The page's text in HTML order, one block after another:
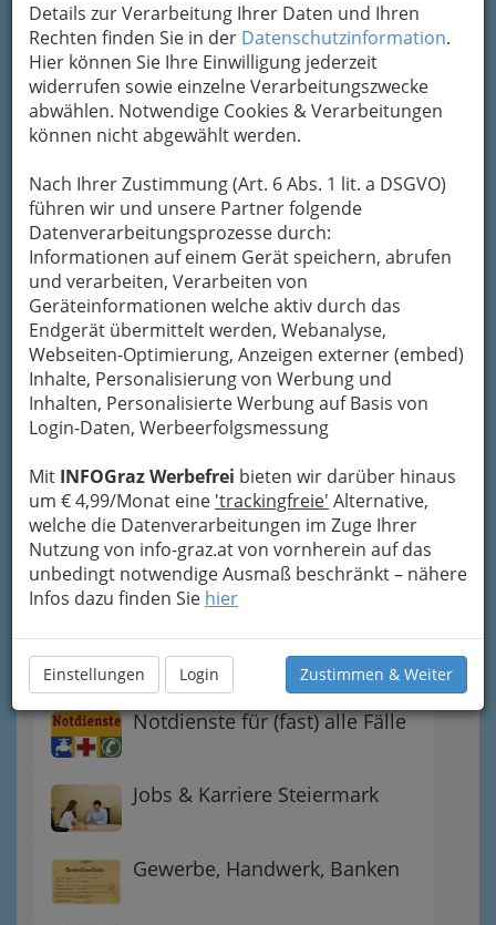
Details zur Verarbeitung Ihrer Daten und Ihren
Rechten finden Sie in der Datenschutzinformation.
Hier können Sie Ihre Einwilligung jederzeit
widerrufen sowie einzelne Verarbeitungszwecke
abwählen. Notwendige Cookies & Verarbeitungen
können nicht abgewählt werden.
Nach Ihrer Zustimmung (Art. 6 Abs. 1 lit. a DSGVO)
führen wir und unsere Partner folgende
Datenverarbeitungsprozesse durch:
Informationen auf einem Gerät speichern, abrufen
und verarbeiten, Verarbeiten von
Geräteinformationen welche aktiv durch das
Endgerät übermittelt werden, Webanalyse,
Webseiten-Optimierung, Anzeigen externer (embed)
Inhalte, Personalisierung von Werbung und
Inhalten, Personalisierte Werbung auf Basis von
Login-Daten, Werbeerfolgsmessung
Mit INFOGraz Werbefrei bieten wir darüber hinaus
um € 4,99/Monat eine 'trackingfreie' Alternative,
welche die Datenverarbeitungen im Zuge Ihrer
Nutzung von info-graz.at von vornherein auf das
unbedingt notwendige Ausmaß beschränkt – nähere
Infos dazu finden Sie hier
Einstellungen Login Zustimmen & Weiter
Die wichtigsten Kategorien
Einkaufen & Schenken - der
Handel
Gutschein-Welt: von myToys
bis H&M, C&A u.v.m.
Gewinnspiele - Lokale
Gutscheine
Notdienste für (fast) alle Fälle
Jobs & Karriere Steiermark
Gewerbe, Handwerk, Banken